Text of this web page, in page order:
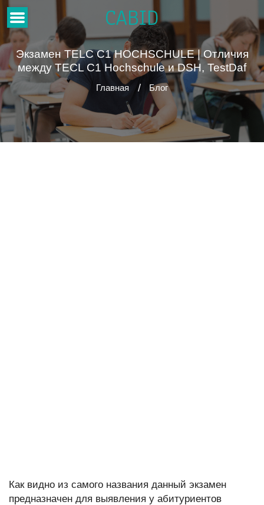
CABID
Экзамен TELC C1 HOCHSCHULE | Отличия
между TECL C1 Hochschule и DSH, TestDaf
Главная Блог
Как видно из самого названия данный экзамен
предназначен для выявления у абитуриентов